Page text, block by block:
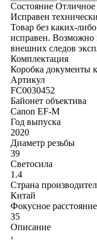
Состояние Отличное
Исправен технически
Товар без каких-
исправен. Возможно
внешних следов
Комплектация
Коробка документы
Артикул
FC0030452
Байонет объектива
Canon EF-M
Год выпуска
2020
Диаметр резьбы
39
Светосила
1.4
Страна
Китай
Фокусное расстояние
35
Описание
›